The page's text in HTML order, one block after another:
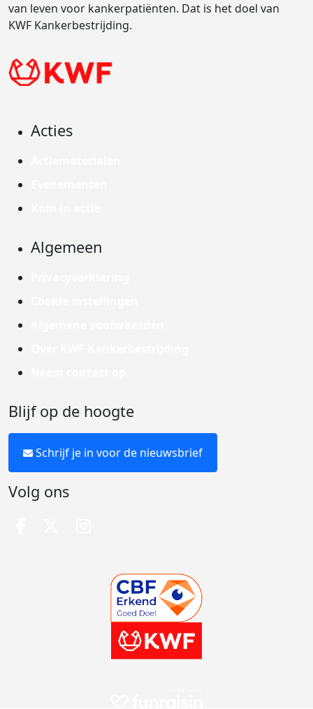
van leven voor kankerpatiënten. Dat is het doel van
KWF Kankerbestrijding.
Acties
Algemeen
Blijf op de hoogte
Schrijf je in voor de nieuwsbrief
Volg ons